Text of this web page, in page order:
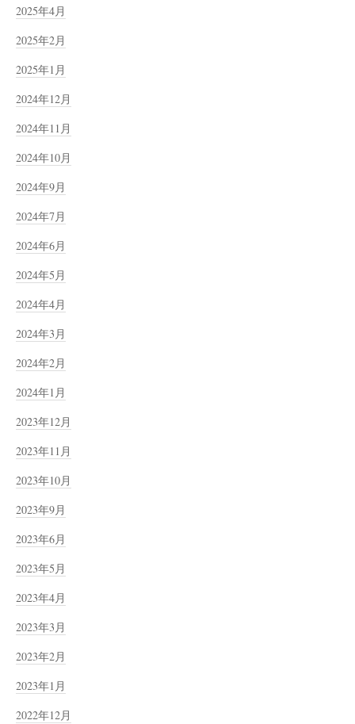
2025年4月
2025年2月
2025年1月
2024年12月
2024年11月
2024年10月
2024年9月
2024年7月
2024年6月
2024年5月
2024年4月
2024年3月
2024年2月
2024年1月
2023年12月
2023年11月
2023年10月
2023年9月
2023年6月
2023年5月
2023年4月
2023年3月
2023年2月
2023年1月
2022年12月